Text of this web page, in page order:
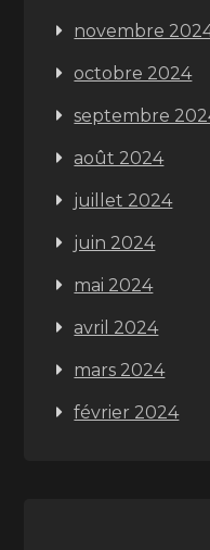
novembre
octobre 2024
septembre
août 2024
juillet 2024
juin 2024
mai 2024
avril 2024
mars 2024
février 2024